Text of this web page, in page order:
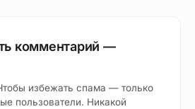
комментарий —
избежать спама — только
пользователи. Никакой